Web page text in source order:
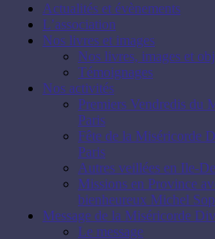
Actualités et évènements
L’association
Nos livres et images
Nos livres, images et
Témoignages
Nos activités
Premiers Vendredis du
Paris
Fête de la Miséricorde
Paris
Autres veillées en Ile-
Missions en Province
bienheureux Michel
Message de la Miséricorde
Le message